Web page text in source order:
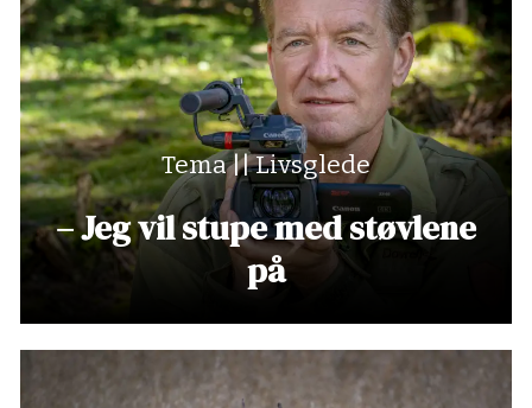
Tema || Livsglede
– Jeg vil stupe med støvlene
på